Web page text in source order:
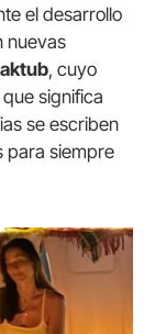
el desarrollo
nuevas
, cuyo
significa
se escriben
para siempre